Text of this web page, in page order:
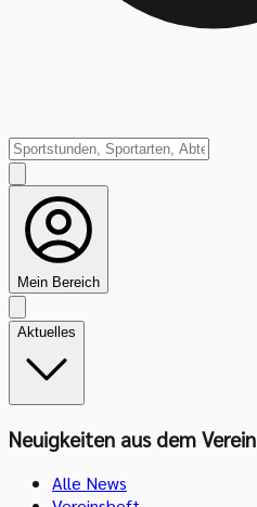
Mein Bereich
Aktuelles
Neuigkeiten aus dem Verein
Alle News